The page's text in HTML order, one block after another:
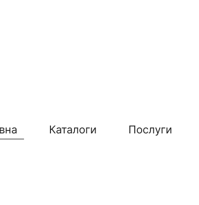
Каталоги Послуги